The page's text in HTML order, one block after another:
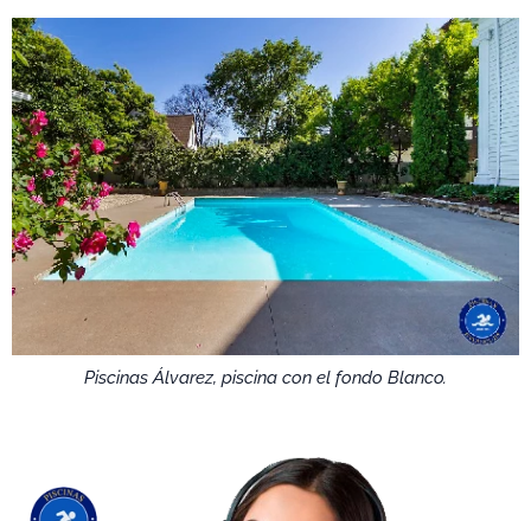
Piscinas Álvarez, piscina con el fondo Blanco.